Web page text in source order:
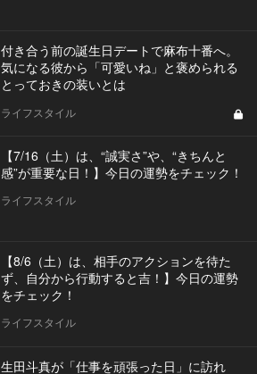
付き合う前の誕生日デートで麻布十番へ。
気になる彼から「可愛いね」と褒められる
とっておきの装いとは
ライフスタイル
【7/16（土）は、“誠実さ”や、“きちんと
感”が重要な日！】今日の運勢をチェック！
ライフスタイル
【8/6（土）は、相手のアクションを待た
ず、自分から行動すると吉！】今日の運勢
をチェック！
ライフスタイル
生田斗真が「仕事を頑張った日」に訪れ